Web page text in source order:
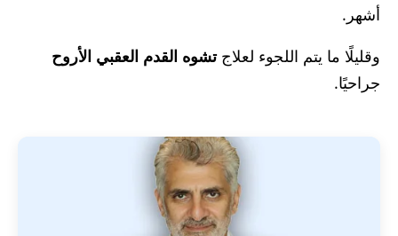
أشهر.
وقليلًا ما يتم اللجوء لعلاجتشوه القدم العقبي الأروح
جراحيًا.